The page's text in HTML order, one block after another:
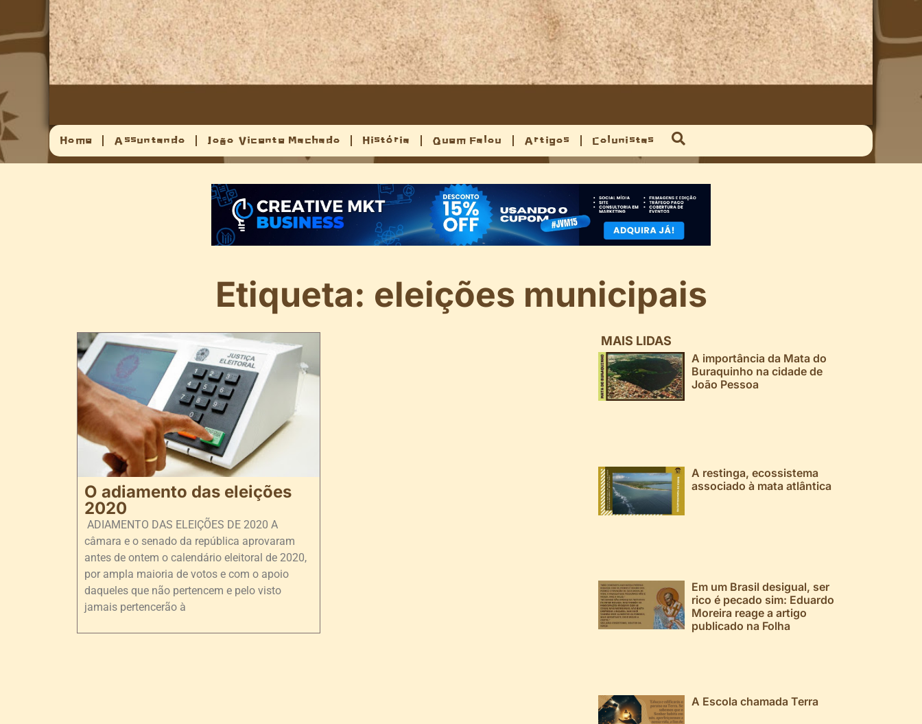
Home Assuntando João Vicente Machado História Quem Falou Artigos Colunistas
Etiqueta: eleições municipais
O adiamento das eleições
2020
ADIAMENTO DAS ELEIÇÕES DE 2020 A
câmara e o senado da república aprovaram
antes de ontem o calendário eleitoral de 2020,
por ampla maioria de votos e com o apoio
daqueles que não pertencem e pelo visto
jamais pertencerão à
MAIS LIDAS
A importância da Mata do
Buraquinho na cidade de
João Pessoa
A restinga, ecossistema
associado à mata atlântica
Em um Brasil desigual, ser
rico é pecado sim: Eduardo
Moreira reage a artigo
publicado na Folha
A Escola chamada Terra